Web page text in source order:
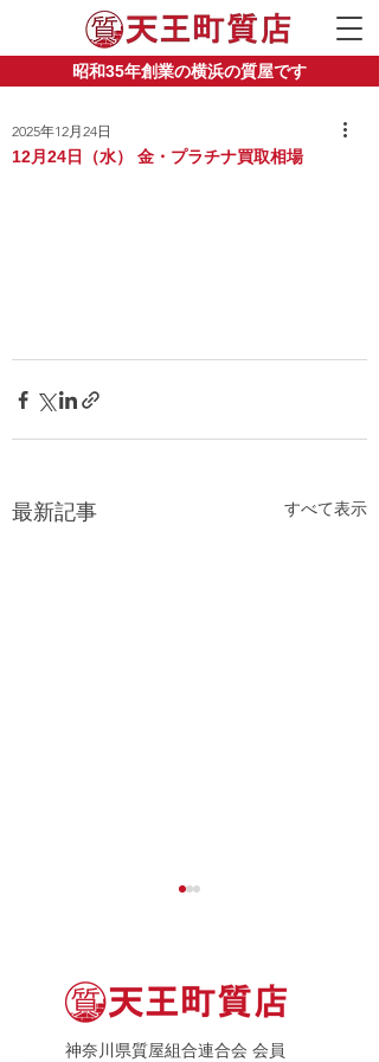
昭和35年創業の横浜の質屋です
12月24日（水） 金・プラチナ買取相場
2025年12月24日
最新記事 すべて表示
神奈川県質屋組合連合会 会員